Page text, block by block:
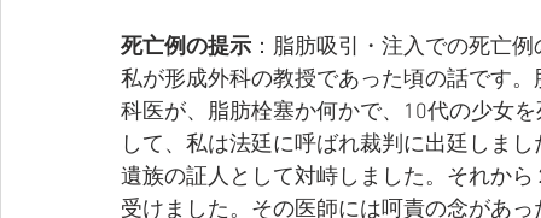
死亡例の提示 ：脂肪吸引・注入での死亡
私が形成外科の教授であった頃の話です
科医が、脂肪栓塞か何かで、10代の少女
して、私は法廷に呼ばれ裁判に出廷しま
遺族の証人として対峙しました。それか
受けました。その医師には呵責の念があ